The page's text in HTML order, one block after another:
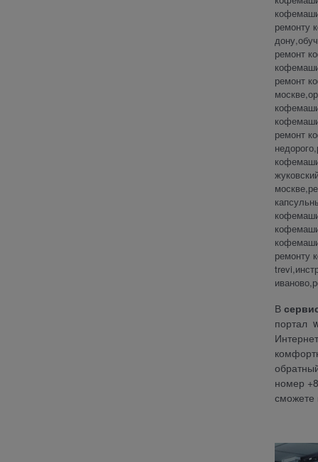
ремонту
ремонт
ремонт
ремонт
ремонту
В
портал
номер
сможете